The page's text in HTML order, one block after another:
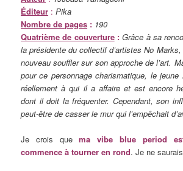
Éditeur : Pika
Nombre de pages : 190
Quatrième de couverture:Grâce à sa
la présidente du collectif d’artistes No
nouveau souffler sur son approche de l’art.
pour ce personnage charismatique, le
réellement à qui il a affaire et est encore
dont il doit la fréquenter. Cependant, son
peut-être de casser le mur qui l’empêchait
Je crois quema vibe blue period
commence à tourner en rond. Je ne